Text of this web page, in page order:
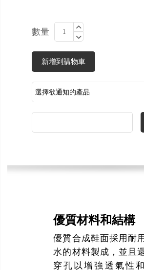
數量
新增到購物車
優質材料和結構
優質合成鞋面採用耐
水的材料製成，並且
穿孔以增強透氣性